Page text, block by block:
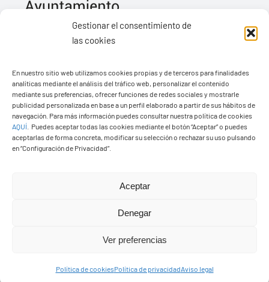
Gestionar el consentimiento de
las cookies
En nuestro sitio web utilizamos cookies propias y de terceros para finalidades
analíticas mediante el análisis del tráfico web, personalizar el contenido
mediante sus preferencias, ofrecer funciones de redes sociales y mostrarle
publicidad personalizada en base a un perfil elaborado a partir de sus hábitos de
navegación. Para más información puedes consultar nuestra política de cookies
AQUÍ
Puedes aceptar todas las cookies mediante el botón “Aceptar” o puedes
aceptarlas de forma concreta, modificar su selección o rechazar su uso pulsando
en “Configuración de Privacidad”.
Aceptar
Denegar
Ver preferencias
Política de cookiesPolítica de privacidadAviso legal
Pza. de Los Remedios, 1
35570 – Yaiza
Tel:928 83 62 20
© Copyright2026 Ayuntamiento de Yaiza - Todos los